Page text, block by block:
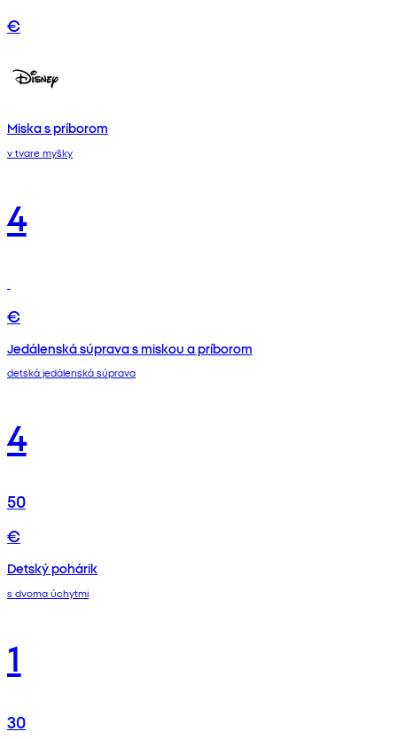
€
Miska s príborom
v tvare myšky
4
€
Jedálenská súprava s miskou a príborom
detská jedálenská súprava
4
50
€
Detský pohárik
s dvoma úchytmi
1
30